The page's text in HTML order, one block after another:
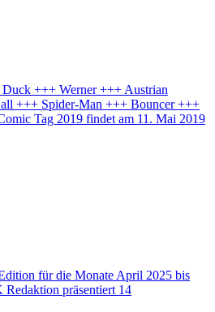
+++ Werner +++ Austrian
+++ Spider-Man +++ Bouncer +++
Tag 2019 findet am 11. Mai 2019
für die Monate April 2025 bis
präsentiert 14